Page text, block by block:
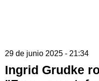
29 de junio 2025 - 21:34
Ingrid Grudke